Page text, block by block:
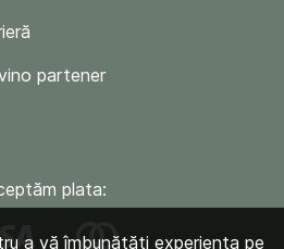
partener
plata:
a vă îmbunătăți experiența pe